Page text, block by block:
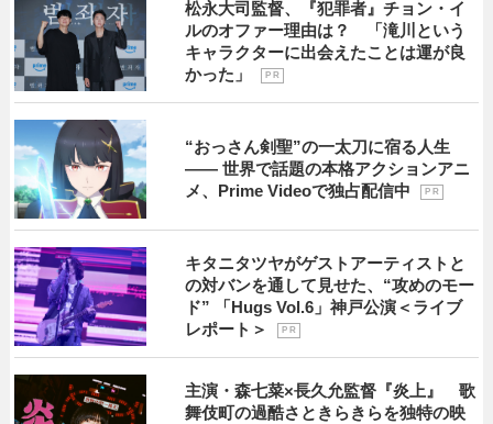
松永大司監督、『犯罪者』チョン・イ
ルのオファー理由は？ 「滝川という
キャラクターに出会えたことは運が良
かった」
P R
“おっさん剣聖”の一太刀に宿る人生
―― 世界で話題の本格アクションアニ
メ、Prime Videoで独占配信中
P R
キタニタツヤがゲストアーティストと
の対バンを通して見せた、“攻めのモー
ド” 「Hugs Vol.6」神戸公演＜ライブ
レポート＞
P R
主演・森七菜×長久允監督『炎上』 歌
舞伎町の過酷さときらきらを独特の映